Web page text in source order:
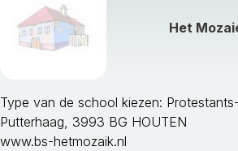
Het
Type van de school kiezen:
Putterhaag, 3993 BG HOUTEN
www.bs-hetmozaik.nl